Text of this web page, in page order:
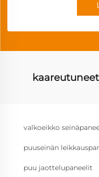
valkoeikko
puuseinän
puu jaottelupaneelit